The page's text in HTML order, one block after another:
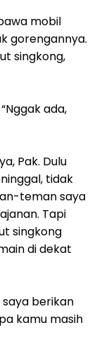
mobil
gorengannya.
singkong,
ada,
Pak. Dulu
tidak
teman saya
Tapi
singkong
di dekat
berikan
kamu masih